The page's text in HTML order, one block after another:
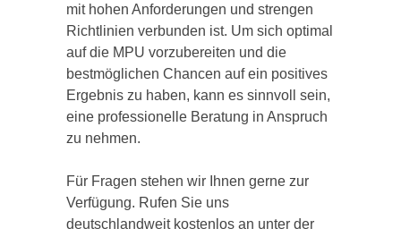
mit hohen Anforderungen und strengen
Richtlinien verbunden ist. Um sich optimal
auf die MPU vorzubereiten und die
bestmöglichen Chancen auf ein positives
Ergebnis zu haben, kann es sinnvoll sein,
eine professionelle Beratung in Anspruch
zu nehmen.
Für Fragen stehen wir Ihnen gerne zur
Verfügung. Rufen Sie uns
deutschlandweit kostenlos an unter der